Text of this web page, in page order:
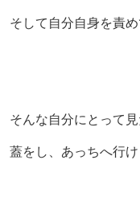
そして自分自身を責め
そんな自分にとって
蓋をし、あっちへ行け